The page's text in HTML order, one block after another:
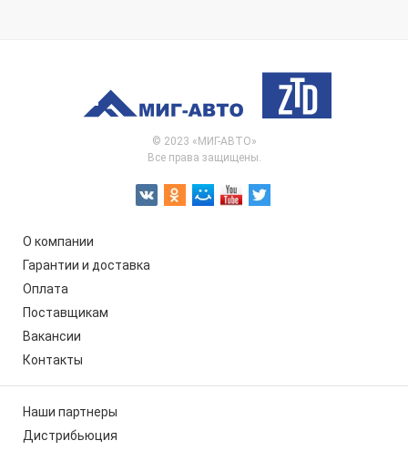
© 2023 «МИГ-АВТО»
Все права защищены.
О компании
Гарантии и доставка
Оплата
Поставщикам
Вакансии
Контакты
Наши партнеры
Дистрибьюция